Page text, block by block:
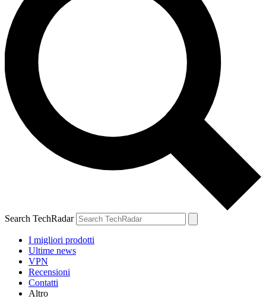
Search TechRadar
I migliori prodotti
Ultime news
VPN
Recensioni
Contatti
Altro